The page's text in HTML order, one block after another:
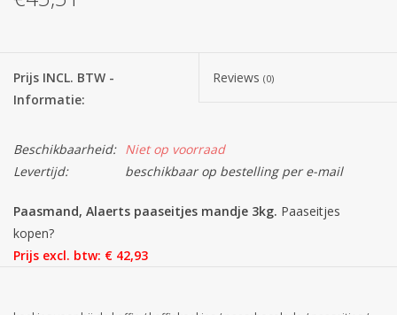
Corona
Carnavalssnoep
Paasgeschenken
Merken
Prijs INCL. BTW -
Informatie:
Reviews (0)
Beschikbaarheid: Niet op voorraad
Levertijd:
beschikbaar op bestelling per e-mail
Paasmand, Alaerts paaseitjes mandje 3kg. Paaseitjes
kopen?
Prijs excl. btw: € 42,93